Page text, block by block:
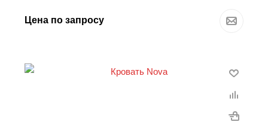
Цена по запросу